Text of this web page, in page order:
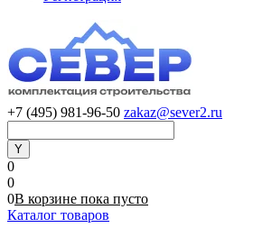
+7 (495) 981-96-50 zakaz@sever2.ru
0
0
0В корзине пока пусто
Каталог товаров